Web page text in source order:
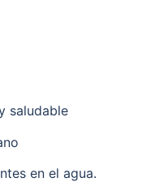
saludable
en el agua.